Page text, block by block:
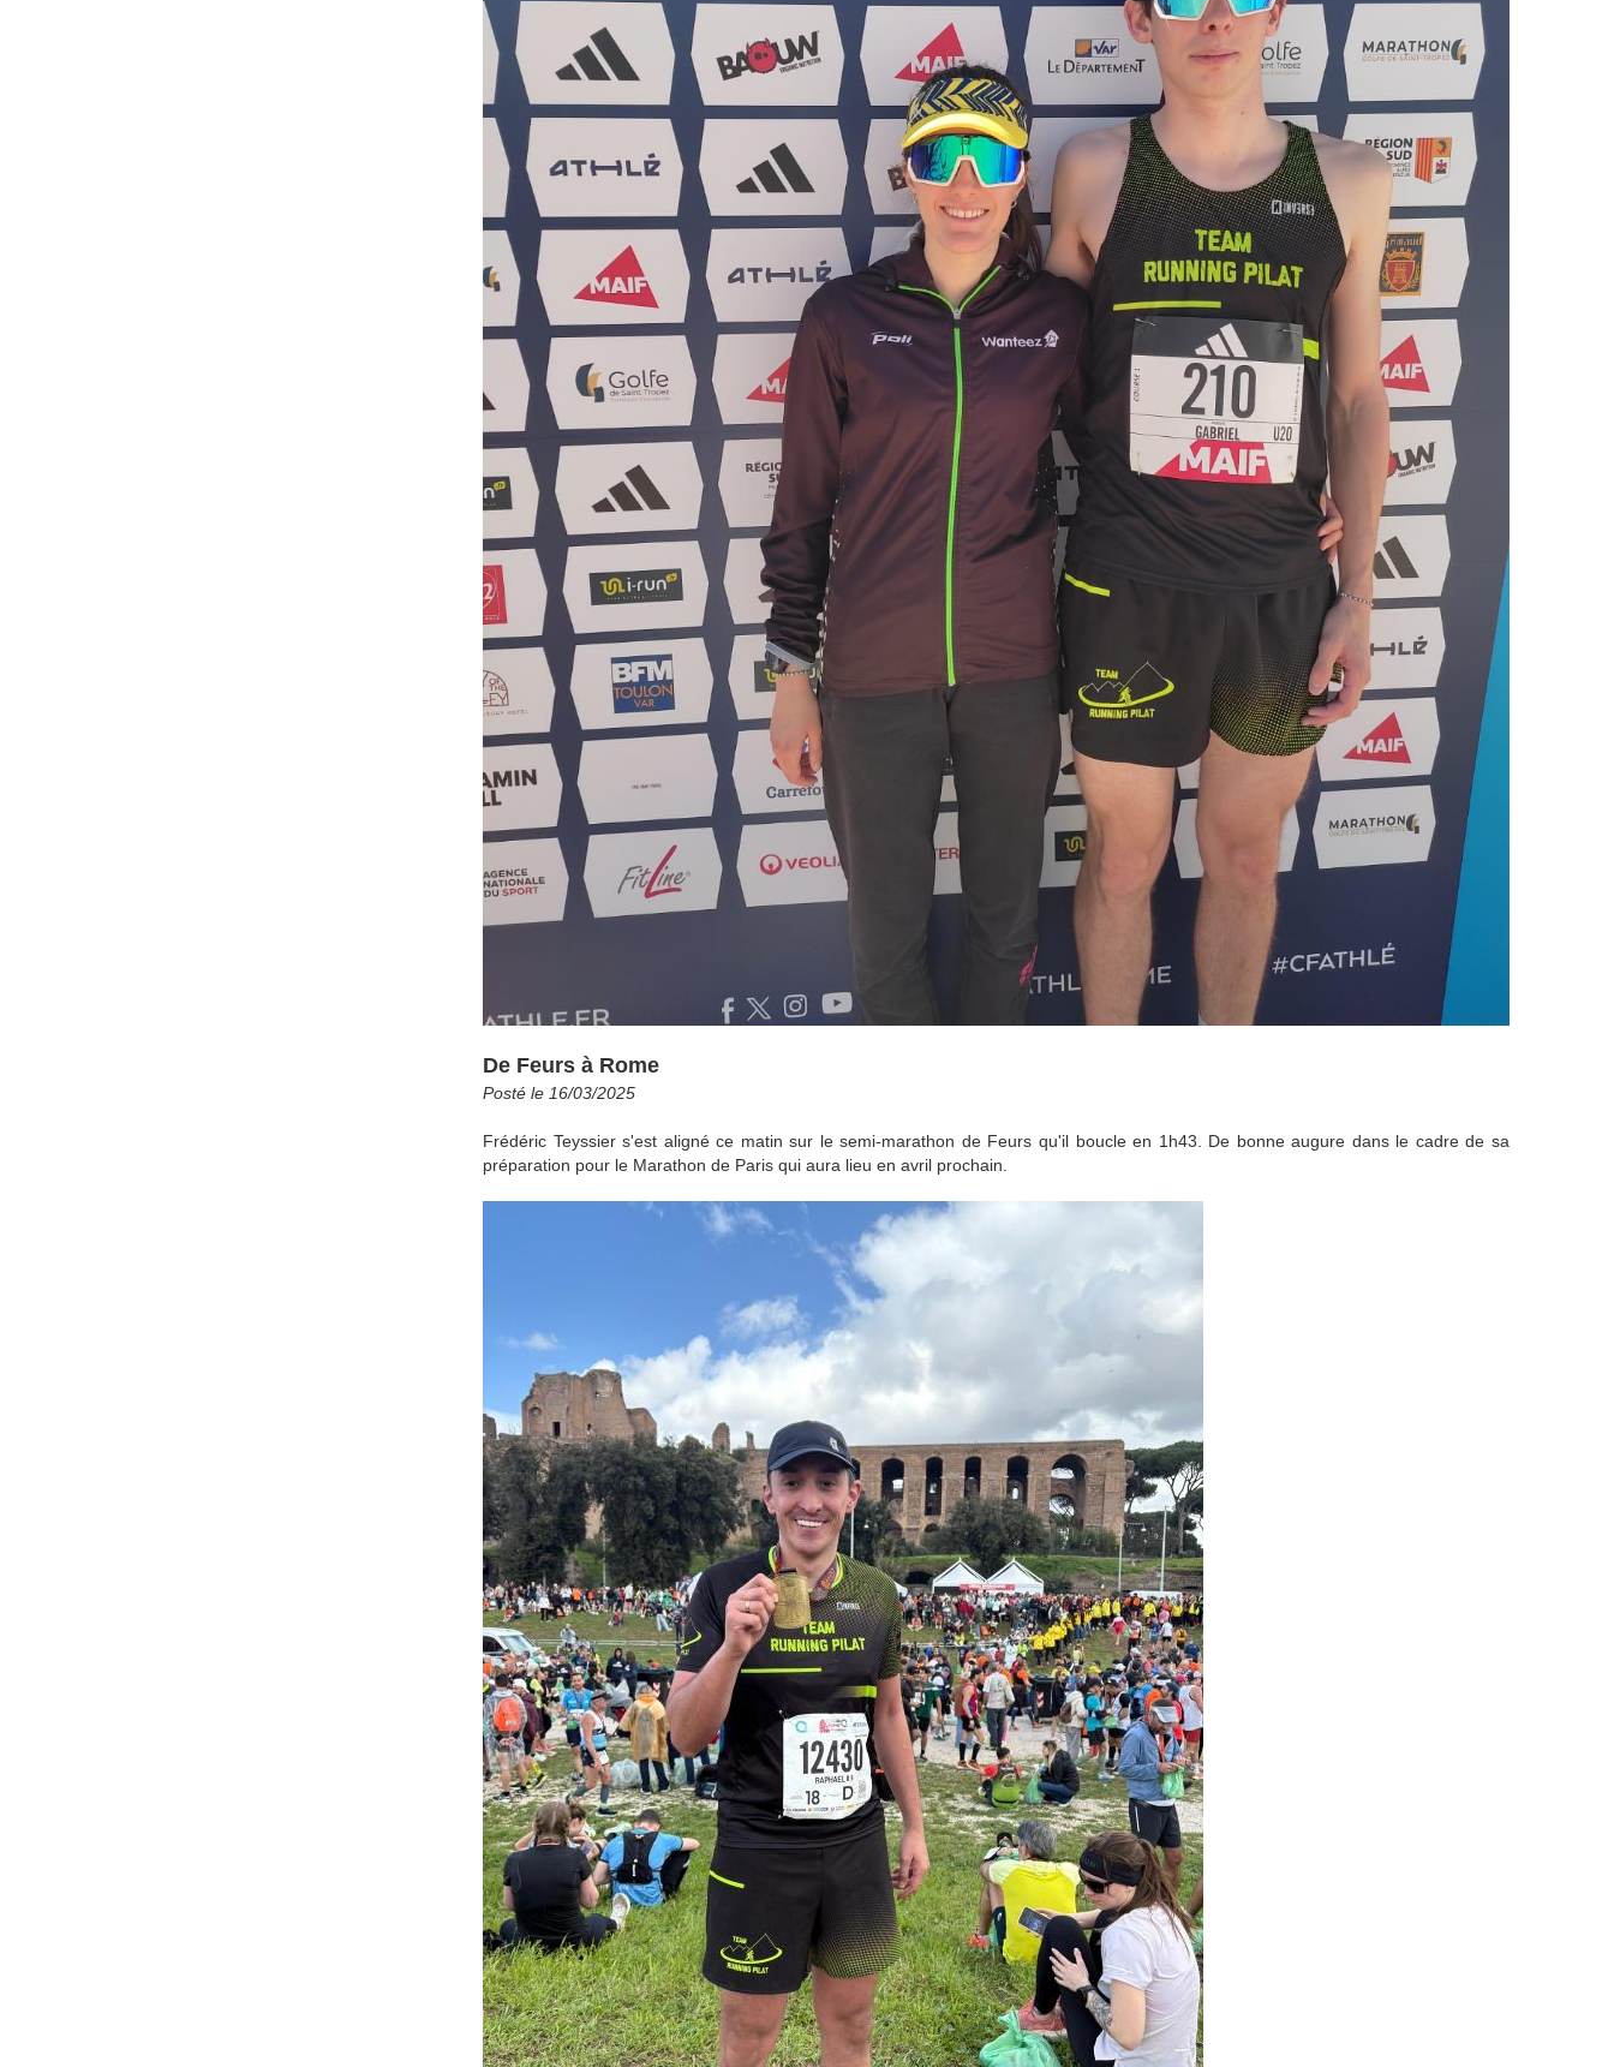
De Feurs à Rome
Posté le 16/03/2025
Frédéric Teyssier s'est aligné ce matin sur le semi-marathon de Feurs qu'il boucle en 1h43. De bonne augure dans le cadre de sa
préparation pour le Marathon de Paris qui aura lieu en avril prochain.